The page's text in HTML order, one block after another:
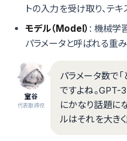
トの入力を受け取り、テ
モデル（Model） : 機械学
パラメータと呼ばれる重
室谷
代表取締役
パラメータ数で
ですよね。GPT-
にかなり話題に
ルはそれを大きく